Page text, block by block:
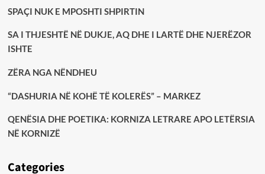
SPAÇI NUK E MPOSHTI SHPIRTIN
SA I THJESHTË NË DUKJE, AQ DHE I LARTË DHE NJERËZOR
ISHTE
ZËRA NGA NËNDHEU
“DASHURIA NË KOHË TË KOLERËS” – MARKEZ
QENËSIA DHE POETIKA: KORNIZA LETRARE APO LETËRSIA
NË KORNIZË
Categories